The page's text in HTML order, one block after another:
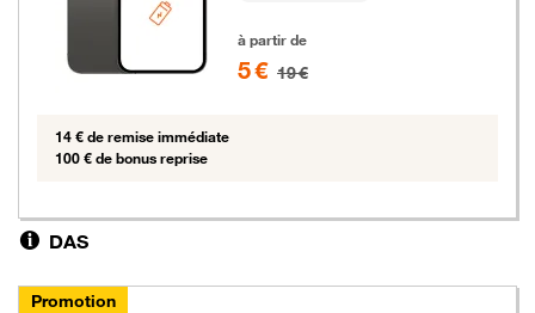
à partir de
5 € 19 €
14 € de remise immédiate
100 € de bonus reprise
DAS
Promotion